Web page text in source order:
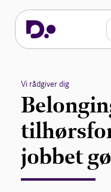
Vi rådgiver dig
jobbet